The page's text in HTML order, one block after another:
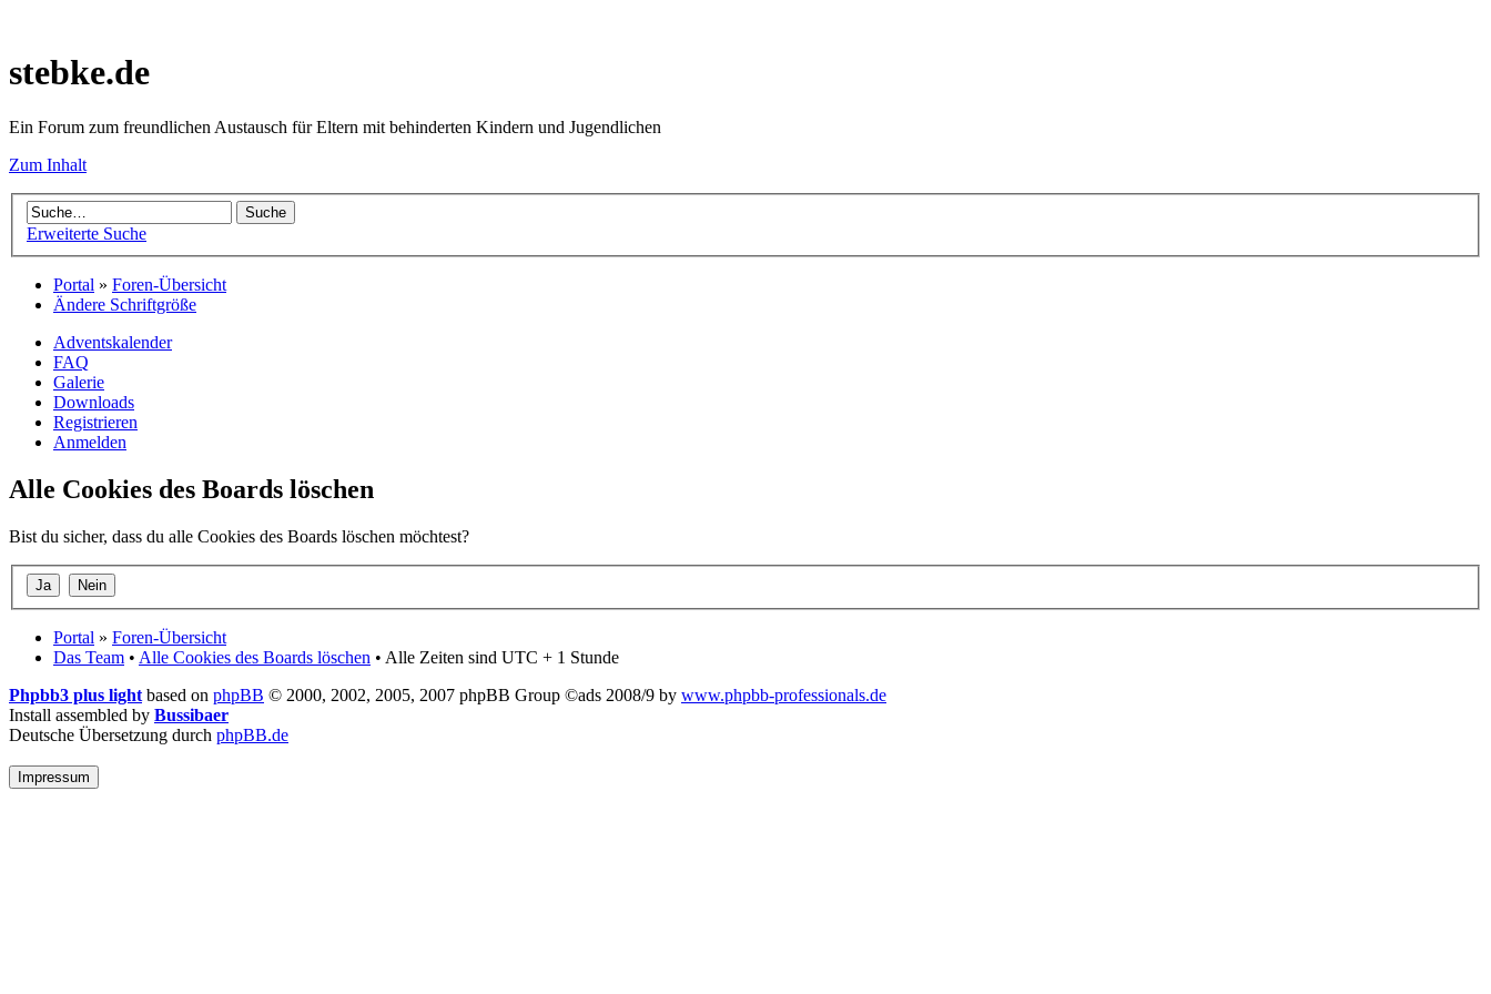
stebke.de
Ein Forum zum freundlichen Austausch für Eltern mit behinderten Kindern und Jugendlichen
Zum Inhalt
Erweiterte Suche
Portal » Foren-Übersicht
Ändere Schriftgröße
Adventskalender
FAQ
Galerie
Downloads
Registrieren
Anmelden
Alle Cookies des Boards löschen
Bist du sicher, dass du alle Cookies des Boards löschen möchtest?
Portal » Foren-Übersicht
Das Team • Alle Cookies des Boards löschen • Alle Zeiten sind UTC + 1 Stunde
Phpbb3 plus light based on phpBB © 2000, 2002, 2005, 2007 phpBB Group ©ads 2008/9 by www.phpbb-professionals.de
Install assembled by Bussibaer
Deutsche Übersetzung durch phpBB.de